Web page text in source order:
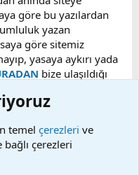
göre bu yazılardan
yazan
göre sitemiz
yasaya aykırı yada
bize ulaşıldığı
Videolar YouTube,
bu sitelere aittir.
bulunmamaktadır.
temel çerezleri ve
çerezleri